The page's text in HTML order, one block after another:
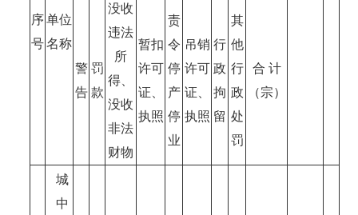
序
号
单位
名称
警
告
罚
款
没收
违法
所
得、
没收
非法
财物
暂扣
许可
证、
执照
责
令
停
产
停
业
吊销
许可
证、
执照
行
政
拘
留
其
他
行
政
处
罚
合 计
（宗）
城
中